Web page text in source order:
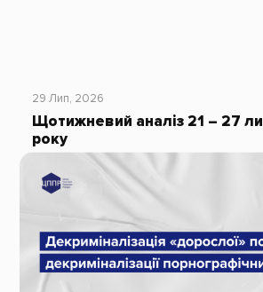
29 Лип, 2026
Щотижневий аналіз 21 – 27
року